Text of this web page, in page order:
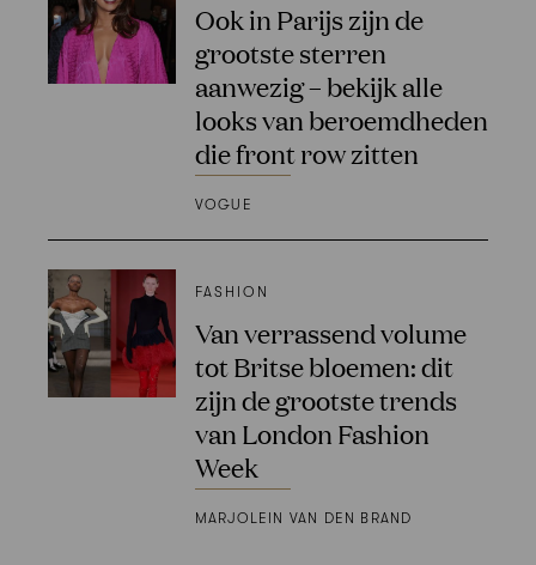
Ook in Parijs zijn de
grootste sterren
aanwezig – bekijk alle
looks van beroemdheden
die front row zitten
VOGUE
FASHION
Van verrassend volume
tot Britse bloemen: dit
zijn de grootste trends
van London Fashion
Week
MARJOLEIN VAN DEN BRAND